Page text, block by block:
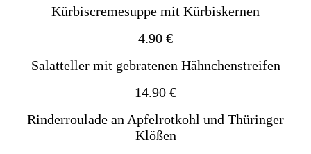
Kürbiscremesuppe mit Kürbiskernen
4.90 €
Salatteller mit gebratenen Hähnchenstreifen
14.90 €
Rinderroulade an Apfelrotkohl und Thüringer
Klößen